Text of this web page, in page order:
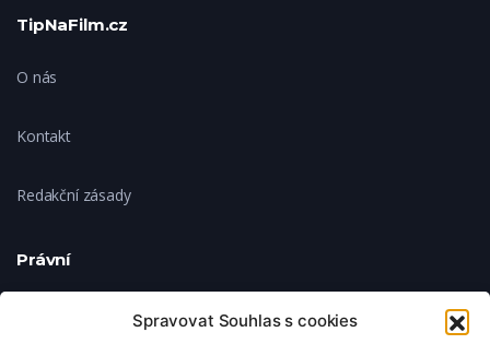
Spravovat Souhlas s cookies
TipNaFilm.cz
O nás
Kontakt
Redakční zásady
Právní
Ochrana soukromí